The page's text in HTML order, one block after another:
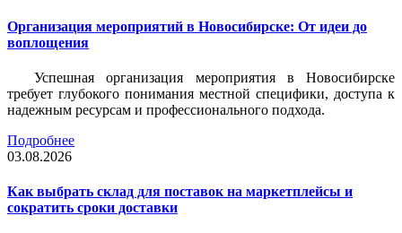
Организация мероприятий в Новосибирске: От идеи до
воплощения
Успешная организация мероприятия в Новосибирске
требует глубокого понимания местной специфики, доступа к
надежным ресурсам и профессионального подхода.
Подробнее
03.08.2026
Как выбрать склад для поставок на маркетплейсы и
сократить сроки доставки